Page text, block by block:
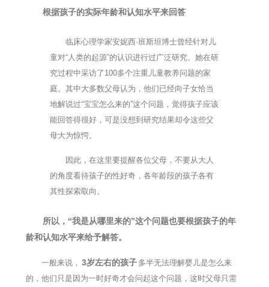
根据孩子的实际年龄和认知水平来回答
临床心理学家安妮西·班斯坦博士曾经针对儿
童对“人类的起源”的认识进行过广泛研究。她在研
究过程中采访了100多个注重儿童教养问题的家
庭。其中大多数父母认为，他们已经向子女恰当
地解说过“宝宝怎么来的”这个问题，觉得孩子应该
能回答得很好，可是没想到研究结果却令这些父
母大为惊愕。
因此，在这里要提醒各位父母，不要从大人
的角度看待孩子的性好奇，各年龄段的孩子各有
其性探索取向。
所以，“我是从哪里来的”这个问题也要根据孩子的年
龄和认知水平来给予解答。
一般来说， 3岁左右的孩子 多半无法理解婴儿是怎么来
的，他们只是因为一时好奇才会问起这个问题，这时父母只需